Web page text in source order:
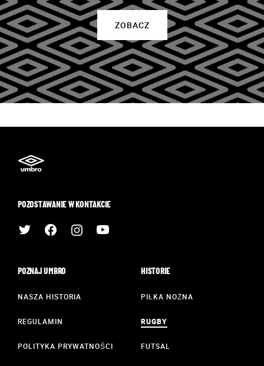
ZOBACZ
POZOSTAWANIE W KONTAKCIE
POZNAJ UMBRO
NASZA HISTORIA
REGULAMIN
POLITYKA PRYWATNOŚCI
HISTORIE
PIŁKA NOŻNA
RUGBY
FUTSAL